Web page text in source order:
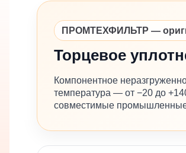
ПРОМТЕХФИЛЬТР —
Торцевое
Компонентное
температура — от −20 до
совместимые промышленные